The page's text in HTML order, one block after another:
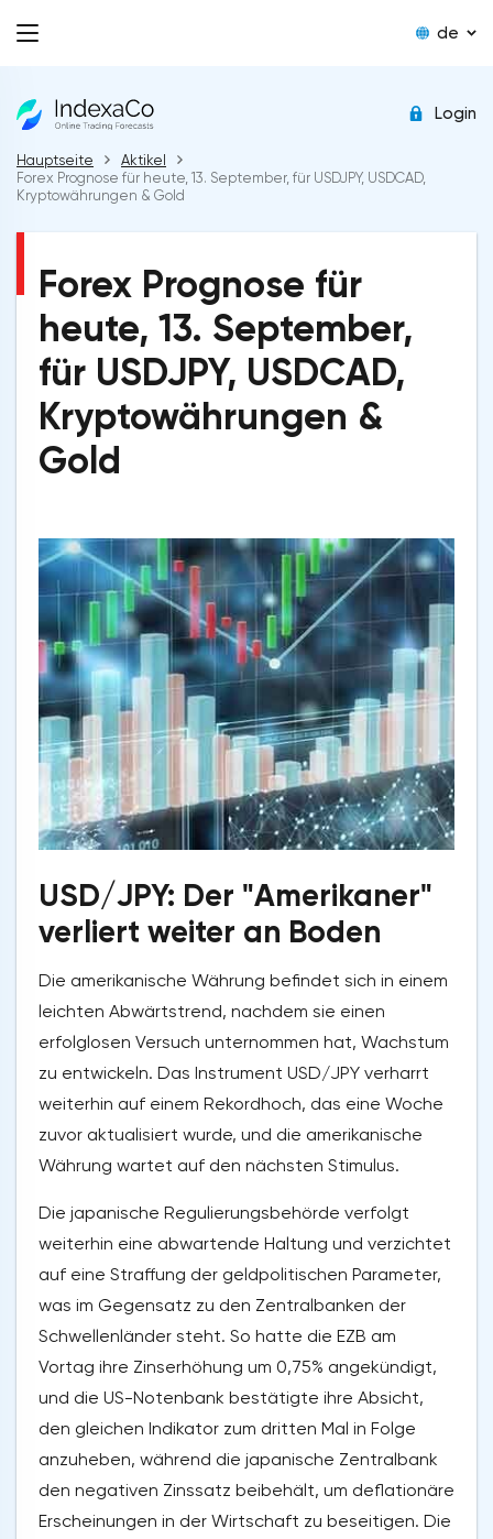
de
Login
Hauptseite
Aktikel
Forex Prognose für heute, 13. September, für USDJPY, USDCAD,
Kryptowährungen & Gold
Forex Prognose für
heute, 13. September,
für USDJPY, USDCAD,
Kryptowährungen &
Gold
USD/JPY: Der "Amerikaner"
verliert weiter an Boden
Die amerikanische Währung befindet sich in einem
leichten Abwärtstrend, nachdem sie einen
erfolglosen Versuch unternommen hat, Wachstum
zu entwickeln. Das Instrument USD/JPY verharrt
weiterhin auf einem Rekordhoch, das eine Woche
zuvor aktualisiert wurde, und die amerikanische
Währung wartet auf den nächsten Stimulus.
Die japanische Regulierungsbehörde verfolgt
weiterhin eine abwartende Haltung und verzichtet
auf eine Straffung der geldpolitischen Parameter,
was im Gegensatz zu den Zentralbanken der
Schwellenländer steht. So hatte die EZB am
Vortag ihre Zinserhöhung um 0,75% angekündigt,
und die US-Notenbank bestätigte ihre Absicht,
den gleichen Indikator zum dritten Mal in Folge
anzuheben, während die japanische Zentralbank
den negativen Zinssatz beibehält, um deflationäre
Erscheinungen in der Wirtschaft zu beseitigen. Die